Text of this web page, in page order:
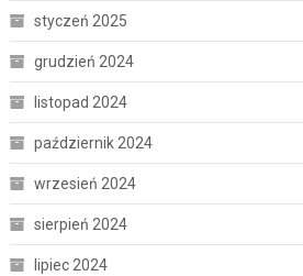
styczeń 2025
grudzień 2024
listopad 2024
październik 2024
wrzesień 2024
sierpień 2024
lipiec 2024